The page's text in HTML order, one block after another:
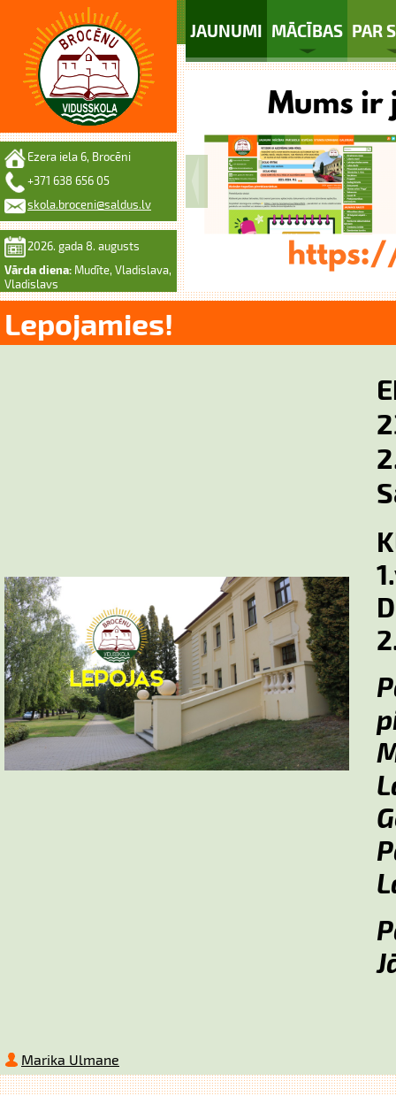
JAUNUMI MĀCĪBAS PAR
Ezera iela 6, Brocēni
+371 638 656 05
skola.broceni@saldus.lv
2026. gada 8. augusts
Vārda diena: Mudīte, Vladislava,
Vladislavs
Lepojamies!
Marika Ulmane